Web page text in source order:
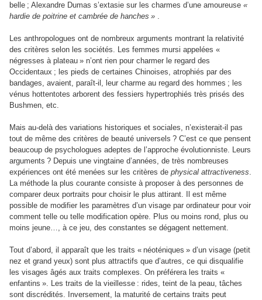
belle ; Alexandre Dumas s’extasie sur les charmes d’une amoureuse «
hardie de poitrine et cambrée de hanches » .
Les anthropologues ont de nombreux arguments montrant la relativité
des critères selon les sociétés. Les femmes mursi appelées «
négresses à plateau » n’ont rien pour charmer le regard des
Occidentaux ; les pieds de certaines Chinoises, atrophiés par des
bandages, avaient, paraît-il, leur charme au regard des hommes ; les
vénus hottentotes arborent des fessiers hypertrophiés très prisés des
Bushmen, etc.
Mais au-delà des variations historiques et sociales, n’existerait-il pas
tout de même des critères de beauté universels ? C’est ce que pensent
beaucoup de psychologues adeptes de l’approche évolutionniste. Leurs
arguments ? Depuis une vingtaine d’années, de très nombreuses
expériences ont été menées sur les critères de physical attractiveness.
La méthode la plus courante consiste à proposer à des personnes de
comparer deux portraits pour choisir le plus attirant. Il est même
possible de modifier les paramètres d’un visage par ordinateur pour voir
comment telle ou telle modification opère. Plus ou moins rond, plus ou
moins jeune…, à ce jeu, des constantes se dégagent nettement.
Tout d’abord, il apparaît que les traits « néoténiques » d’un visage (petit
nez et grand yeux) sont plus attractifs que d’autres, ce qui disqualifie
les visages âgés aux traits complexes. On préférera les traits «
enfantins ». Les traits de la vieillesse : rides, teint de la peau, tâches
sont discrédités. Inversement, la maturité de certains traits peut